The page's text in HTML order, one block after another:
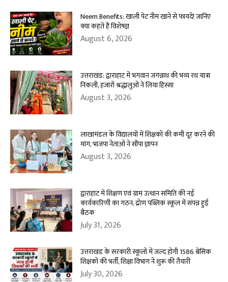
Neem Benefits: खाली पेट नीम खाने से फायदे! जानिए
क्या कहते हैं विशेषज्ञ
August 6, 2026
उत्तराखंड: द्वाराहाट में भगवान जगन्नाथ की भव्य रथ यात्रा
निकली, हजारों श्रद्धालुओं ने लिया हिस्सा
August 3, 2026
लाखामंडल के विद्यालयों में शिक्षकों की कमी दूर करने की
मांग, भाजपा नेताओं ने सौंपा ज्ञापन
August 3, 2026
द्वाराहाट में शिक्षण एवं ग्राम उत्थान समिति की नई
कार्यकारिणी का गठन, द्रोण पब्लिक स्कूल में संपन्न हुई
बैठक
July 31, 2026
उत्तराखंड के सरकारी स्कूलों में जल्द होगी 1586 बेसिक
शिक्षकों की भर्ती, शिक्षा विभाग ने शुरू की तैयारी
July 30, 2026